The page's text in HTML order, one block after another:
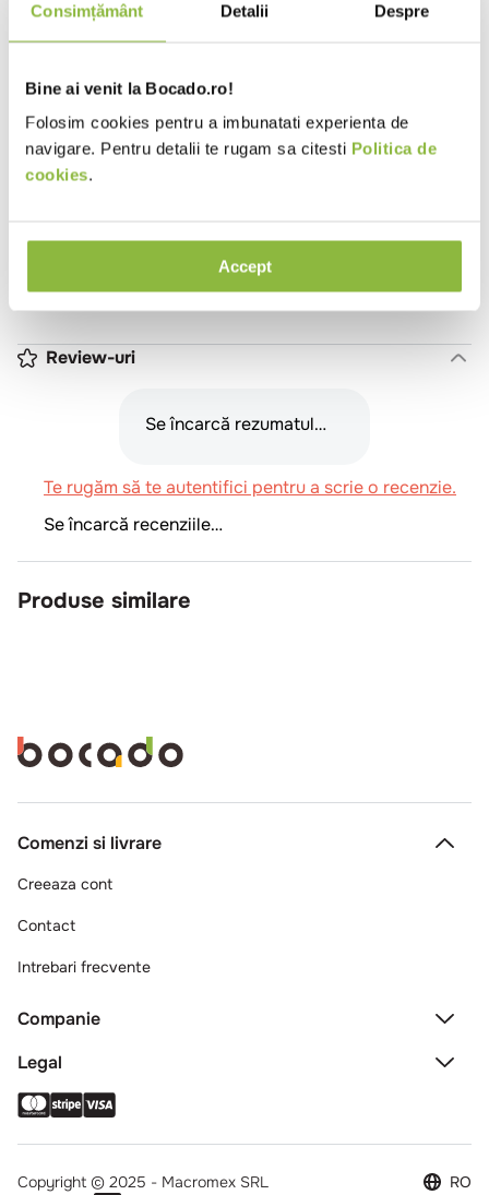
Consimțământ Detalii Despre
Bine ai venit la Bocado.ro!
Folosim cookies pentru a imbunatati experienta de
navigare. Pentru detalii te rugam sa citesti Politica de
cookies.
Accept
Specificatii
Tip produs
Forma
Rotunda
Material
Diametru (cm)
8
Review-uri
Se încarcă rezumatul…
Te rugăm să te autentifici pentru a scrie o recenzie.
Se încarcă recenziile…
Produse similare
Comenzi si livrare
Creeaza cont
Contact
Intrebari frecvente
Companie
Legal
Copyright © 2025 - Macromex SRL RO